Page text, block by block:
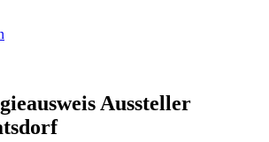
Aussteller